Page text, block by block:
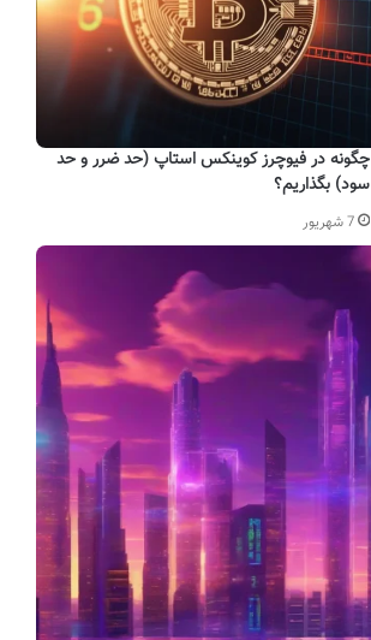
چگونه در فیوچرز کوینکس استاپ (حد ضرر و حد
سود) بگذاریم؟
7 شهریور